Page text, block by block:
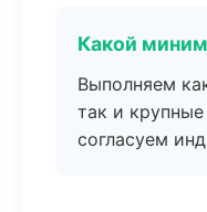
Какой
Выполняем
так и
согласуем